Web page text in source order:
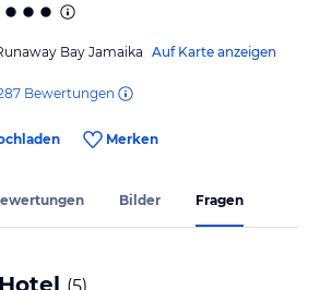
Bay Jamaika Auf Karte anzeigen
Bewertungen
Merken
Bilder Fragen